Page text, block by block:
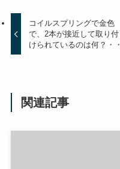
コイルスプリングで金色
で、2本が接近して取り付
けられているのは何？・・
関連記事